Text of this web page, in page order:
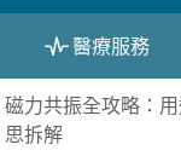
醫療服務
磁力共振全攻略：
思拆解